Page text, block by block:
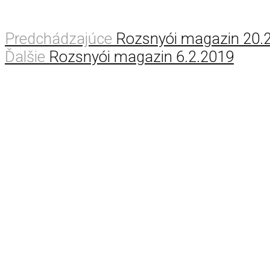
Predchádzajúce Rozsnyói magazin
Ďalšie Rozsnyói magazin 6.2.2019